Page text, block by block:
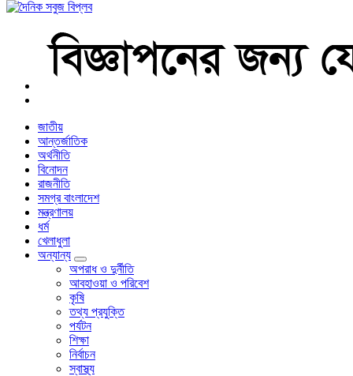
বাংলা নিউজ পেপার
জাতীয়
আন্তর্জাতিক
অর্থনীতি
বিনোদন
রাজনীতি
সমগ্র বাংলাদেশ
মন্ত্রণালয়
ধর্ম
খেলাধুলা
অন্যান্য
অপরাধ ও দুর্নীতি
আবহাওয়া ও পরিবেশ
কৃষি
তথ্য প্রযুক্তি
পর্যটন
শিক্ষা
নির্বাচন
স্বাস্থ্য